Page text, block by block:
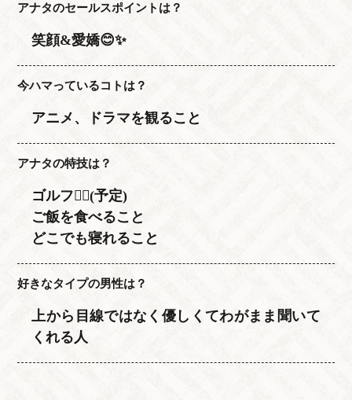
アナタのセールスポイントは？
笑顔&愛嬌😊✨
今ハマっているコトは？
アニメ、ドラマを観ること
アナタの特技は？
ゴルフ🏌️‍♂️(予定)
ご飯を食べること
どこでも寝れること
好きなタイプの男性は？
上から目線ではなく優しくてわがまま聞いて
くれる人